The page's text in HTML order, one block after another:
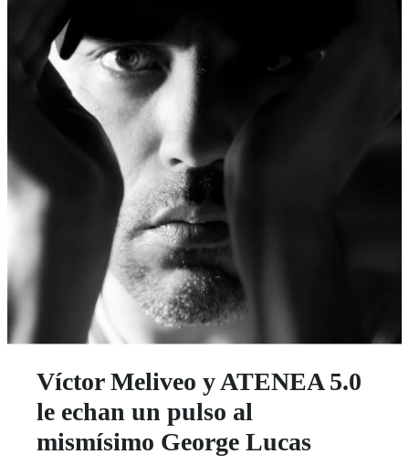
Víctor Meliveo y ATENEA 5.0
le echan un pulso al
mismísimo George Lucas